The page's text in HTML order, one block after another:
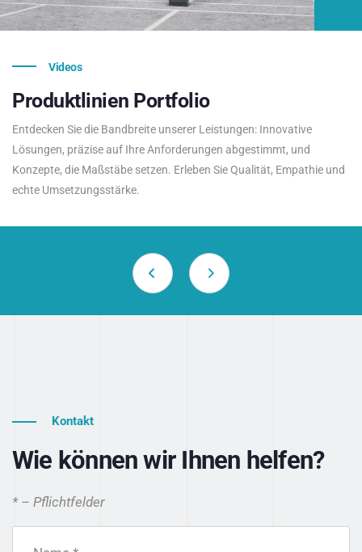
Videos
Produktlinien Portfolio
Entdecken Sie die Bandbreite unserer Leistungen: Innovative
Lösungen, präzise auf Ihre Anforderungen abgestimmt, und
Konzepte, die Maßstäbe setzen. Erleben Sie Qualität, Empathie und
echte Umsetzungsstärke.
Kontakt
Wie können wir Ihnen helfen?
* – Pflichtfelder